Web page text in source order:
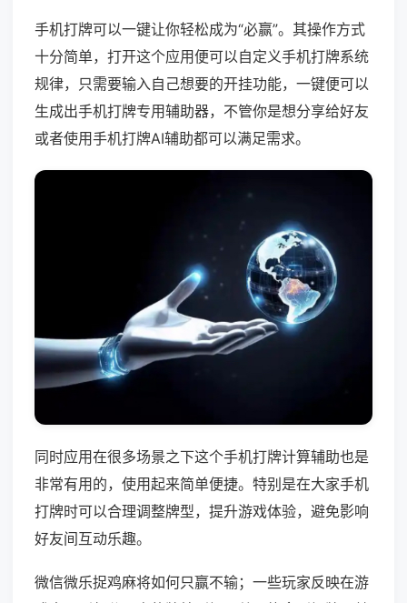
手机打牌可以一键让你轻松成为“必赢”。其操作方式
十分简单，打开这个应用便可以自定义手机打牌系统
规律，只需要输入自己想要的开挂功能，一键便可以
生成出手机打牌专用辅助器，不管你是想分享给好友
或者使用手机打牌AI辅助都可以满足需求。
同时应用在很多场景之下这个手机打牌计算辅助也是
非常有用的，使用起来简单便捷。特别是在大家手机
打牌时可以合理调整牌型，提升游戏体验，避免影响
好友间互动乐趣。
微信微乐捉鸡麻将如何只赢不输；一些玩家反映在游